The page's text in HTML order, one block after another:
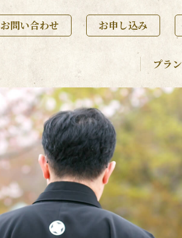
お問い合わせ お申し込み
プラ